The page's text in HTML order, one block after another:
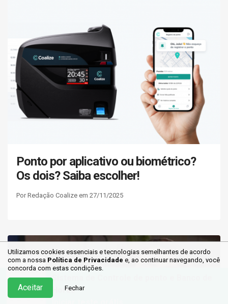
Sistema de Controle de ponto e Banco de
Horas
Ponto por aplicativo ou biométrico?
Os dois? Saiba escolher!
Por Redação Coalize em 27/11/2025
Utilizamos cookies essenciais e tecnologias semelhantes de acordo
com a nossa Política de Privacidade e, ao continuarnavegando, você
concorda com estas condições.
Aceitar Fechar